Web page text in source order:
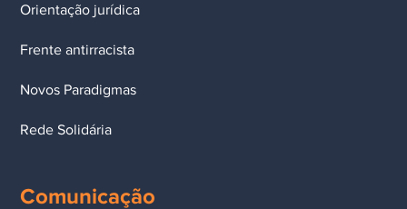
Orientação jurídica
Frente antirracista
Novos Paradigmas
Rede Solidária
Comunicação